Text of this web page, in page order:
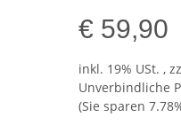
€ 59,90
inkl. 19% USt. ,
Unverbindliche
(Sie sparen